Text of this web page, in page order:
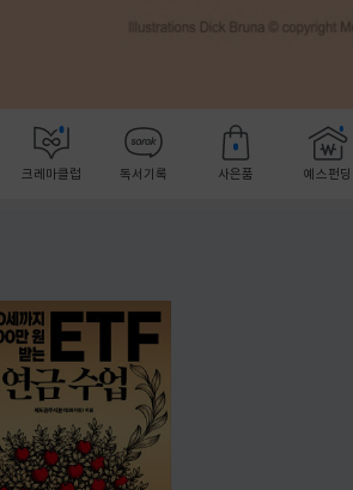
크레마클럽 독서기록 사은품 예스펀딩